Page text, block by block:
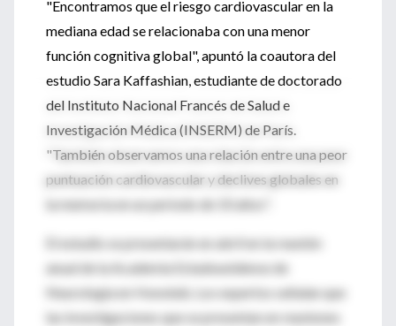
"Encontramos que el riesgo cardiovascular en la
mediana edad se relacionaba con una menor
función cognitiva global", apuntó la coautora del
estudio Sara Kaffashian, estudiante de doctorado
del Instituto Nacional Francés de Salud e
Investigación Médica (INSERM) de París.
"También observamos una relación entre una peor
puntuación cardiovascular y declives globales en
la memoria en un periodo de 10 años".
El estudio se presentarán en abril en la reunión
anual de la Academia Estadounidense de
Neurología en Honolulú. Los expertos señalan que
las investigaciones que se presentan en reuniones